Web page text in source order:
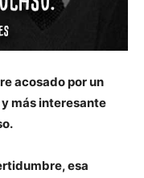
acosado por un
más interesante
esa